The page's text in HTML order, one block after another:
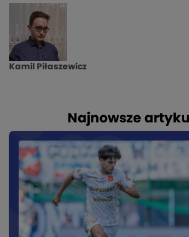
Kamil Piłaszewicz
Najnowsze